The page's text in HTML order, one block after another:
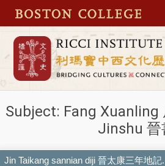
Subject: Fang Xuanling
Jinshu 晉
Jin Taikang sannian diji 晉太康三年地